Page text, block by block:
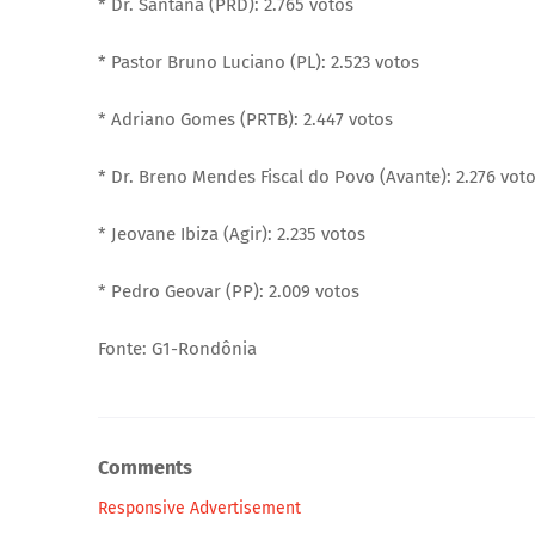
* Dr. Santana (PRD): 2.765 votos
* Pastor Bruno Luciano (PL): 2.523 votos
* Adriano Gomes (PRTB): 2.447 votos
* Dr. Breno Mendes Fiscal do Povo (Avante): 2.276
* Jeovane Ibiza (Agir): 2.235 votos
* Pedro Geovar (PP): 2.009 votos
Fonte: G1-Rondônia
Comments
Responsive Advertisement